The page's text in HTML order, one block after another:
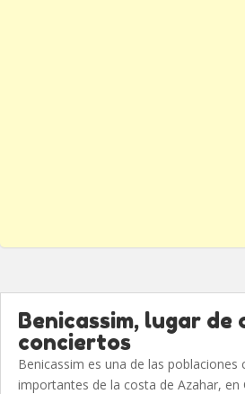
Benicassim, lugar de
conciertos
Benicassim es una de las poblaciones
importantes de la costa de Azahar, en